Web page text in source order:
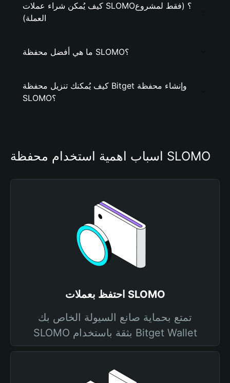
كيف يُمكن شراء عملات SLOMO؟ (فقط لمشروع
العملة)
ما هي أفضل محفظة SLOMO؟
كيف يُمكنك تنزيل محفظة Bitget وإنشاء محفظة
SLOMO؟
أسباب أهمية استخدام محفظة SLOMO
احتفظ بعملات SLOMO
تمتع بحماية صانع السيولة الخاص بك
SLOMO بثقة باستخدام Bitget Wallet